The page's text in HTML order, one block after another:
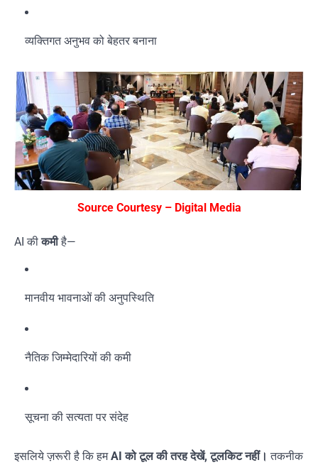
व्यक्तिगत अनुभव को बेहतर बनाना
Source Courtesy – Digital Media
AI कीकमीहै—
मानवीय भावनाओं की अनुपस्थिति
नैतिक जिम्मेदारियों की कमी
सूचना की सत्यता पर संदेह
इसलिये ज़रूरी है कि हमAI को टूल की तरह देखें, टूलकिट नहीं। तकनीक